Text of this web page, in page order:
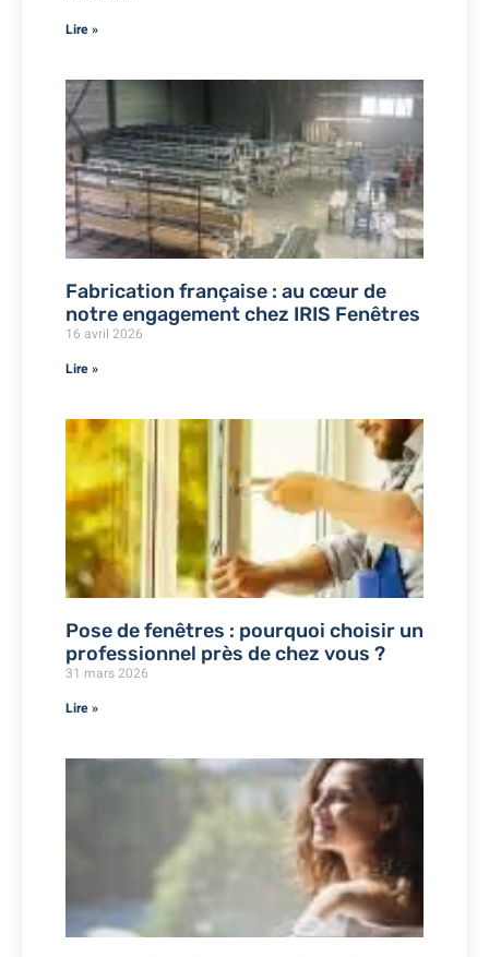
Lire »
Fabrication française : au cœur de
notre engagement chez IRIS Fenêtres
16 avril 2026
Lire »
Pose de fenêtres : pourquoi choisir un
professionnel près de chez vous ?
31 mars 2026
Lire »